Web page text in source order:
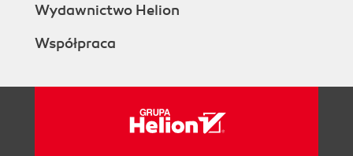
Wydawnictwo Helion
Współpraca